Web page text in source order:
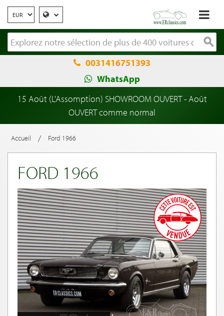
0031416751393
WhatsApp
15 Août (L'Assomption) SHOWROOM OUVERT - Août
OUVERT comme normal
Accueil / Ford 1966
FORD 1966